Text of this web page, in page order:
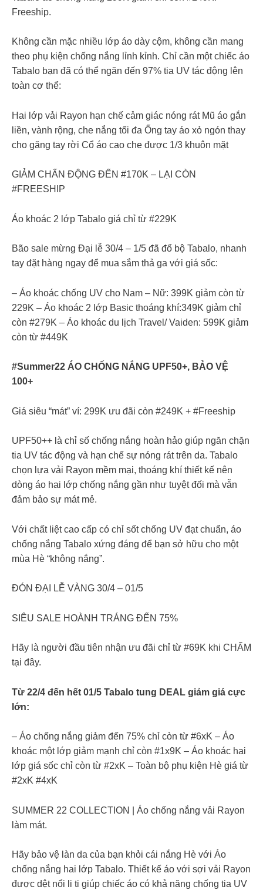
Freeship.
Không cần mặc nhiều lớp áo dày cộm, không cần mang
theo phụ kiện chống nắng lỉnh kỉnh. Chỉ cần một chiếc áo
Tabalo bạn đã có thể ngăn đến 97% tia UV tác động lên
toàn cơ thể:
Hai lớp vải Rayon hạn chế cảm giác nóng rát Mũ áo gắn
liền, vành rộng, che nắng tối đa Ống tay áo xỏ ngón thay
cho găng tay rời Cổ áo cao che được 1/3 khuôn mặt
GIẢM CHẤN ĐỘNG ĐẾN #170K – LẠI CÒN
#FREESHIP
Áo khoác 2 lớp Tabalo giá chỉ từ #229K
Bão sale mừng Đại lễ 30/4 – 1/5 đã đổ bộ Tabalo, nhanh
tay đặt hàng ngay để mua sắm thả ga với giá sốc:
– Áo khoác chống UV cho Nam – Nữ: 399K giảm còn từ
229K – Áo khoác 2 lớp Basic thoáng khí:349K giảm chỉ
còn #279K – Áo khoác du lịch Travel/ Vaiden: 599K giảm
còn từ #449K
#Summer22 ÁO CHỐNG NẮNG UPF50+, BẢO VỆ
100+
Giá siêu “mát” ví: 299K ưu đãi còn #249K + #Freeship
UPF50++ là chỉ số chống nắng hoàn hảo giúp ngăn chặn
tia UV tác động và hạn chế sự nóng rát trên da. Tabalo
chọn lựa vải Rayon mềm mại, thoáng khí thiết kế nên
dòng áo hai lớp chống nắng gần như tuyệt đối mà vẫn
đảm bảo sự mát mẻ.
Với chất liệt cao cấp có chỉ sốt chống UV đạt chuẩn, áo
chống nắng Tabalo xứng đáng để bạn sở hữu cho một
mùa Hè “không nắng”.
ĐÓN ĐẠI LỄ VÀNG 30/4 – 01/5
SIÊU SALE HOÀNH TRÁNG ĐẾN 75%
Hãy là người đầu tiên nhận ưu đãi chỉ từ #69K khi CHẤM
tại đây.
Từ 22/4 đến hết 01/5 Tabalo tung DEAL giảm giá cực
lớn:
– Áo chống nắng giảm đến 75% chỉ còn từ #6xK – Áo
khoác một lớp giảm mạnh chỉ còn #1x9K – Áo khoác hai
lớp giá sốc chỉ còn từ #2xK – Toàn bộ phụ kiện Hè giá từ
#2xK #4xK
SUMMER 22 COLLECTION | Áo chống nắng vải Rayon
làm mát.
Hãy bảo vệ làn da của bạn khỏi cái nắng Hè với Áo
chống nắng hai lớp Tabalo. Thiết kế áo với sợi vải Rayon
được dệt nổi li ti giúp chiếc áo có khả năng chống tia UV